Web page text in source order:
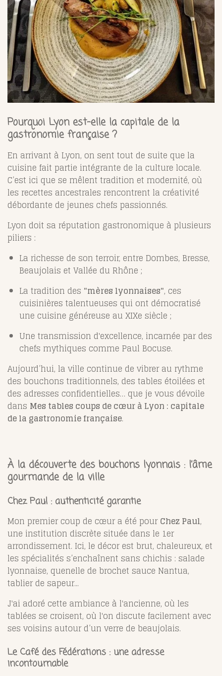
Pourquoi Lyon est-elle la capitale de la
gastronomie française ?
En arrivant à Lyon, on sent tout de suite que la
cuisine fait partie intégrante de la culture locale.
C’est ici que se mêlent tradition et modernité, où
les recettes ancestrales rencontrent la créativité
débordante de jeunes chefs passionnés.
Lyon doit sa réputation gastronomique à plusieurs
piliers :
La richesse de son terroir, entre Dombes, Bresse,
Beaujolais et Vallée du Rhône ;
La tradition des "mères lyonnaises", ces
cuisinières talentueuses qui ont démocratisé
une cuisine généreuse au XIXe siècle ;
Une transmission d'excellence, incarnée par des
chefs mythiques comme Paul Bocuse.
Aujourd’hui, la ville continue de vibrer au rythme
des bouchons traditionnels, des tables étoilées et
des adresses confidentielles… que je vous dévoile
dans Mes tables coups de cœur à Lyon : capitale
de la gastronomie française.
À la découverte des bouchons lyonnais : l’âme
gourmande de la ville
Chez Paul : authenticité garantie
Mon premier coup de cœur a été pourChez Paul,
une institution discrète située dans le 1er
arrondissement. Ici, le décor est brut, chaleureux, et
les spécialités s’enchaînent sans chichis : salade
lyonnaise, quenelle de brochet sauce Nantua,
tablier de sapeur...
J'ai adoré cette ambiance à l'ancienne, où les
tablées se croisent, où l'on discute facilement avec
ses voisins autour d’un verre de beaujolais.
Le Café des Fédérations : une adresse
incontournable